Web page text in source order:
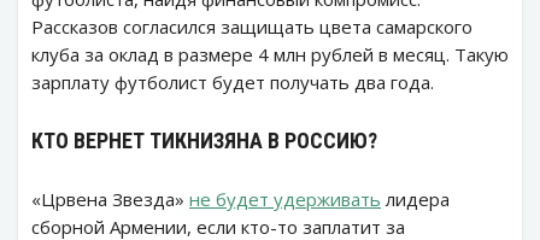
Рассказов согласился защищать цвета самарского
клуба за оклад в размере 4 млн рублей в месяц. Такую
зарплату футболист будет получать два года.
КТО ВЕРНЕТ ТИКНИЗЯНА В РОССИЮ?
«Црвена Звезда» не будет удерживать лидера
сборной Армении, если кто-то заплатит за